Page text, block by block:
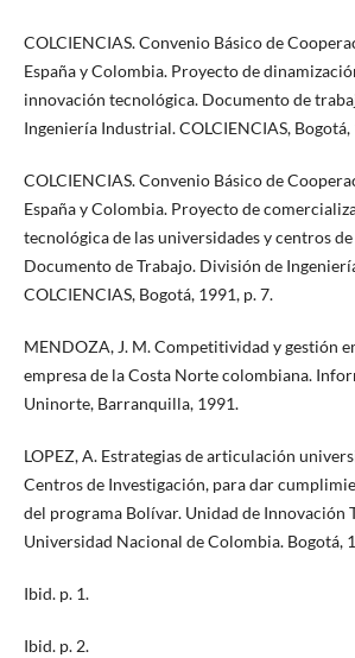
COLCIENCIAS. Convenio Básico de
España y Colombia. Proyecto de
innovación tecnológica. Documento de
Ingeniería Industrial. COLCIENCIAS, Bogotá,
COLCIENCIAS. Convenio Básico de
España y Colombia. Proyecto de
tecnológica de las universidades y centros
Documento de Trabajo. División de
COLCIENCIAS, Bogotá, 1991, p. 7.
MENDOZA, J. M. Competitividad y gestión
empresa de la Costa Norte colombiana.
Uninorte, Barranquilla, 1991.
LOPEZ, A. Estrategias de articulación
Centros de Investigación, para dar
del programa Bolívar. Unidad de Innovación
Universidad Nacional de Colombia. Bogotá,
Ibid. p. 1.
Ibid. p. 2.